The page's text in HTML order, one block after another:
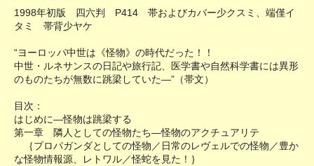
1998年初版 四六判 P414 帯およびカバー少クスミ、端僅イ
タミ 帯背少ヤケ
“ヨーロッパ中世は《怪物》の時代だった！！
中世・ルネサンスの日記や旅行記、医学書や自然科学書には異形
のものたちが無数に跳梁していた―”（帯文）
目次：
はじめに―怪物は跳梁する
第一章 隣人としての怪物たち―怪物のアクチュアリテ
｛プロパガンダとしての怪物／日常のレヴェルでの怪物／豊か
な怪物情報源、レトワル／怪蛇を見た！｝